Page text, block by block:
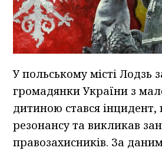
У польському місті Лодзь
громадянки України з
дитиною стався
резонансу та викликав
правозахисників. За